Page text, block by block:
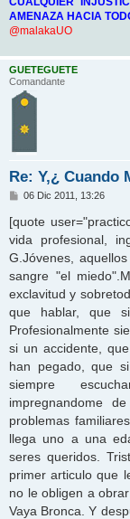
AMENAZA HACIA
@malakaUO
GUETEGUETE
Comandante
Re: Y,¿ Cuando
M
n
s
a
e
06 Dic 2011, 13:26
[quote
vida profesional,
G.Jóvenes,
sangre "el
exclavitud y
que hablar, que
Profesionalmente
si un accidente,
han pegado, que
siempre
impregnandome
problemas
llega uno a una
seres queridos.
primer articulo que
no le obligen a
Vaya Bronca. Y